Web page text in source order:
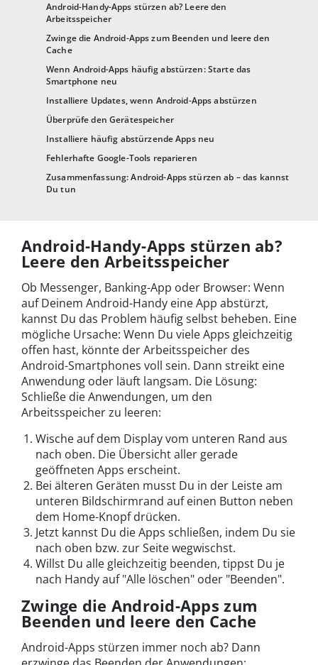
Android-Handy-Apps stürzen ab? Leere den
Arbeitsspeicher
Zwinge die Android-Apps zum Beenden und leere den
Cache
Wenn Android-Apps häufig abstürzen: Starte das
Smartphone neu
Installiere Updates, wenn Android-Apps abstürzen
Überprüfe den Gerätespeicher
Installiere häufig abstürzende Apps neu
Fehlerhafte Google-Tools reparieren
Zusammenfassung: Android-Apps stürzen ab – das kannst
Du tun
Android-Handy-Apps stürzen ab?
Leere den Arbeitsspeicher
Ob Messenger, Banking-App oder Browser: Wenn
auf Deinem Android-Handy eine App abstürzt,
kannst Du das Problem häufig selbst beheben. Eine
mögliche Ursache: Wenn Du viele Apps gleichzeitig
offen hast, könnte der Arbeitsspeicher des
Android-Smartphones voll sein. Dann streikt eine
Anwendung oder läuft langsam. Die Lösung:
Schließe die Anwendungen, um den
Arbeitsspeicher zu leeren:
Wische auf dem Display vom unteren Rand aus
nach oben. Die Übersicht aller gerade
geöffneten Apps erscheint.
Bei älteren Geräten musst Du in der Leiste am
unteren Bildschirmrand auf einen Button neben
dem Home-Knopf drücken.
Jetzt kannst Du die Apps schließen, indem Du sie
nach oben bzw. zur Seite wegwischst.
Willst Du alle gleichzeitig beenden, tippst Du je
nach Handy auf "Alle löschen" oder "Beenden".
Zwinge die Android-Apps zum
Beenden und leere den Cache
Android-Apps stürzen immer noch ab? Dann